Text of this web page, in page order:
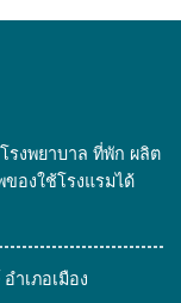
รงพยาบาล ที่พัก ผลิต
องใช้โรงแรมได้
ำเภอเมือง